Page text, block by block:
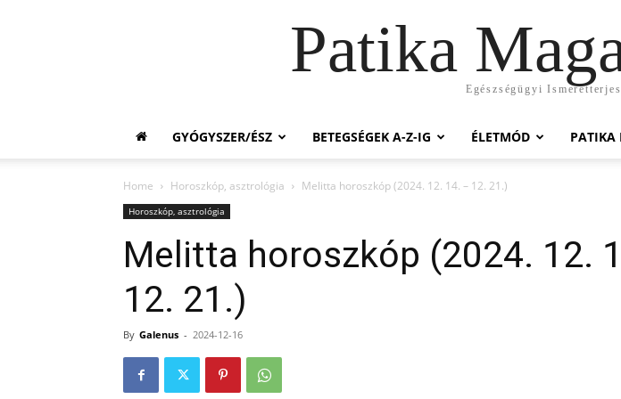
Patika
Egészségügyi
GYÓGYSZER/ÉSZ BETEGSÉGEK A-Z-IG ÉLETMÓD PATIKA
Home Horoszkóp, asztrológia Melitta horoszkóp (2024. 12. 14. – 12. 21.)
Horoszkóp, asztrológia
Melitta horoszkóp (2024. 12.
12. 21.)
By Galenus - 2024-12-16